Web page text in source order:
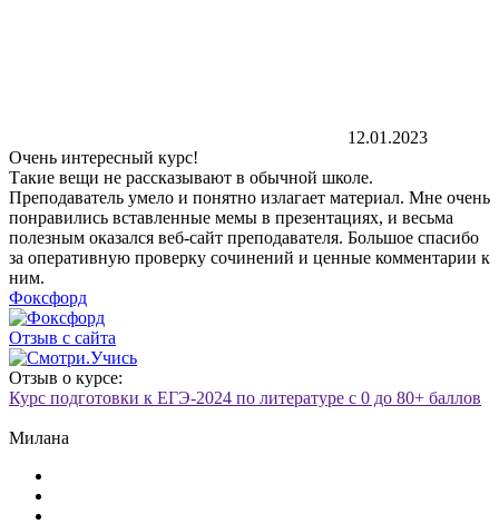
12.01.2023
Очень интересный курс!
Такие вещи не рассказывают в обычной школе.
Преподаватель умело и понятно излагает материал. Мне очень
понравились вставленные мемы в презентациях, и весьма
полезным оказался веб-сайт преподавателя. Большое спасибо
за оперативную проверку сочинений и ценные комментарии к
ним.
Фоксфорд
Отзыв с сайта
Отзыв о курсе:
Курс подготовки к ЕГЭ-2024 по литературе с 0 до 80+ баллов
Милана